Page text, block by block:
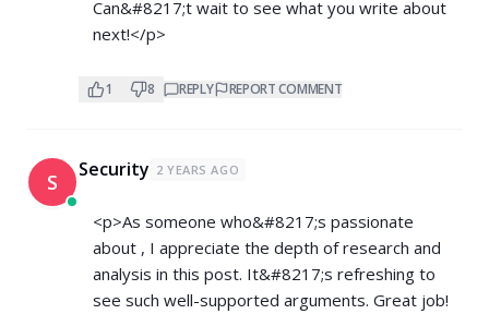
Can&#8217;t wait to see what you write about
next!</p>
1 8 REPLY REPORT COMMENT
S Security 2 YEARS AGO
<p>As someone who&#8217;s passionate
about , I appreciate the depth of research and
analysis in this post. It&#8217;s refreshing to
see such well-supported arguments. Great job!